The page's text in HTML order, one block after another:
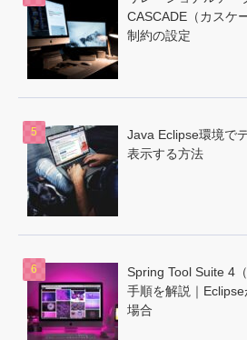
CASCADE（カスケ
制約の設定
Java Eclipse環境で
表示する方法
Spring Tool Suite 4
手順を解説｜
場合